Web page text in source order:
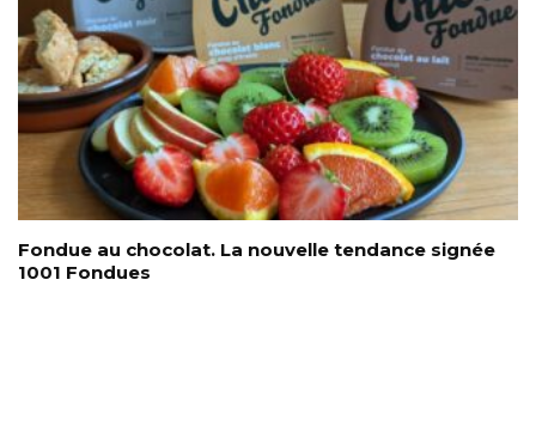
Fondue au chocolat. La nouvelle tendance signée
1001 Fondues